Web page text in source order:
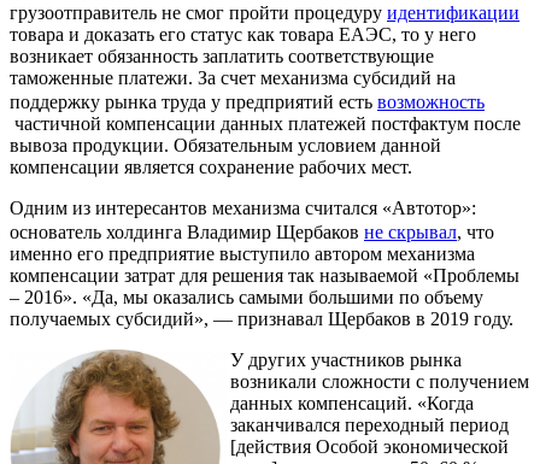
грузоотправитель не смог пройти процедуру идентификации
товара и доказать его статус как товара ЕАЭС, то у него
возникает обязанность заплатить соответствующие
таможенные платежи. За счет механизма субсидий на
поддержку рынка труда у предприятий есть возможность
частичной компенсации данных платежей постфактум после
вывоза продукции. Обязательным условием данной
компенсации является сохранение рабочих мест.
Одним из интересантов механизма считался «Автотор»:
основатель холдинга Владимир Щербаков не скрывал, что
именно его предприятие выступило автором механизма
компенсации затрат для решения так называемой «Проблемы
– 2016». «Да, мы оказались самыми большими по объему
получаемых субсидий», — признавал Щербаков в 2019 году.
У других участников рынка
возникали сложности с получением
данных компенсаций. «Когда
заканчивался переходный период
[действия Особой экономической